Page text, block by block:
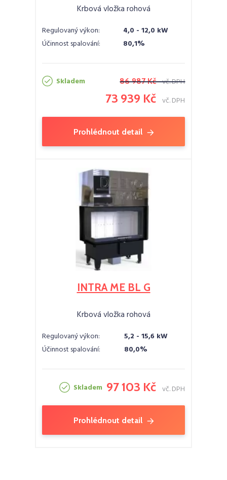
Krbová vložka rohová
Regulovaný výkon:
4,0 - 12,0 kW
Účinnost spalování:
80,1%
Skladem 86 987 Kč vč. DPH
73 939 Kč vč. DPH
Prohlédnout detail
INTRA ME BL G
Krbová vložka rohová
Regulovaný výkon:
5,2 - 15,6 kW
Účinnost spalování:
80,0%
Skladem 97 103 Kč vč. DPH
Prohlédnout detail